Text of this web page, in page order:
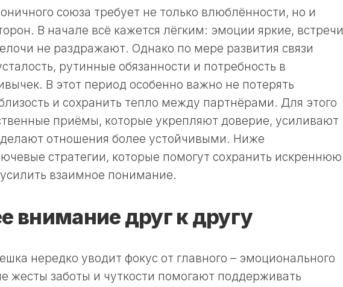
союза требует не только влюблённости, но и
В начале всё кажется лёгким: эмоции яркие, встречи
не раздражают. Однако по мере развития связи
рутинные обязанности и потребность в
В этот период особенно важно не потерять
и сохранить тепло между партнёрами. Для этого
приёмы, которые укрепляют доверие, усиливают
делают отношения более устойчивыми. Ниже
стратегии, которые помогут сохранить искреннюю
взаимное понимание.
внимание друг к другу
нередко уводит фокус от главного – эмоционального
жесты заботы и чуткости помогают поддерживать